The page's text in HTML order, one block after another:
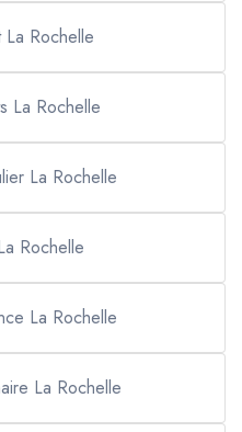
Rochelle
La Rochelle
La Rochelle
Rochelle
La Rochelle
La Rochelle